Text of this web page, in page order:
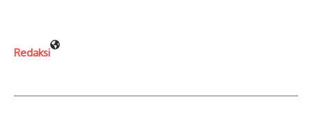
Redaksi